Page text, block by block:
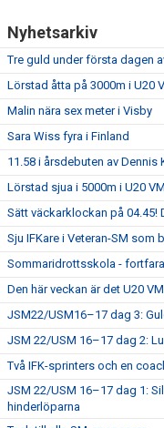
Nyhetsarkiv
Tre guld under första dagen
Lörstad åtta på 3000m i U20
Malin nära sex meter i Visby
Sara Wiss fyra i Finland
11.58 i årsdebuten av Dennis
Lörstad sjua i 5000m i U20
Sätt väckarklockan på 04.45!
Sju IFKare i Veteran-SM som
Sommaridrottsskola -
Den här veckan är det U20
JSM22/USM16–17 dag 3:
JSM 22/USM 16–17 dag 2:
Två IFK-sprinters och en
JSM 22/USM 16–17 dag 1:
hinderlöparna